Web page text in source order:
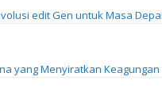
edit Gen untuk Masa
yang Menyiratkan